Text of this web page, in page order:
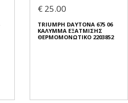
€ 25.00
TRIUMPH DAYTONA 675 06
ΚΑΛΥΜΜΑ ΕΞΑΤΜΙΣΗΣ
ΘΕΡΜΟΜΟΝΩΤΙΚΟ 2203852